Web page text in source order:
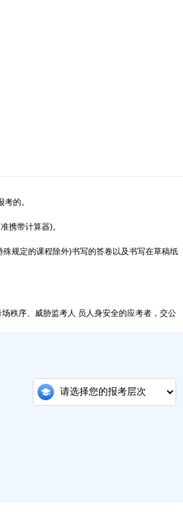
的。
携带计算器)。
规定的课程除外)书写的答卷以及书写在草稿纸
秩序、威胁监考人 员人身安全的应考者，交公